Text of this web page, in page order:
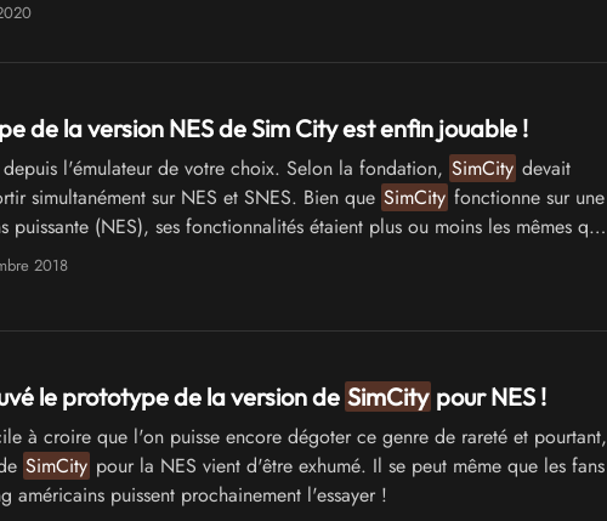
de la version NES de Sim City est enfin jouable !
l'émulateur de votre choix. Selon la fondation, SimCity devait
simultanément sur NES et SNES. Bien que SimCity fonctionne sur une
puissante (NES), ses fonctionnalités étaient plus ou moins les mêmes que
2018
le prototype de la version de SimCity pour NES !
à croire que l'on puisse encore dégoter ce genre de rareté et pourtant,
SimCity pour la NES vient d'être exhumé. Il se peut même que les fans
américains puissent prochainement l'essayer !